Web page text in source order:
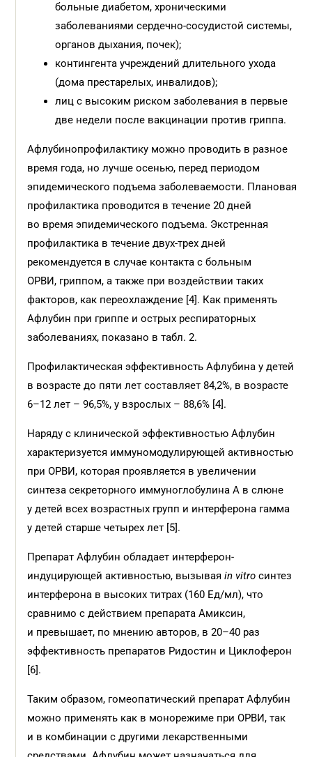
больные диабетом, хроническими
заболеваниями сердечно-сосудистой системы,
органов дыхания, почек);
контингента учреждений длительного ухода
(дома престарелых, инвалидов);
лиц с высоким риском заболевания в первые
две недели после вакцинации против гриппа.
Афлубинопрофилактику можно проводить в разное
время года, но лучше осенью, перед периодом
эпидемического подъема заболеваемости. Плановая
профилактика проводится в течение 20 дней
во время эпидемического подъема. Экстренная
профилактика в течение двух-трех дней
рекомендуется в случае контакта с больным
ОРВИ, гриппом, а также при воздействии таких
факторов, как переохлаждение [4]. Как применять
Афлубин при гриппе и острых респираторных
заболеваниях, показано в табл. 2.
Профилактическая эффективность Афлубина у детей
в возрасте до пяти лет составляет 84,2%, в возрасте
6–12 лет – 96,5%, у взрослых – 88,6% [4].
Наряду с клинической эффективностью Афлубин
характеризуется иммуномодулирующей активностью
при ОРВИ, которая проявляется в увеличении
синтеза секреторного иммуноглобулина А в слюне
у детей всех возрастных групп и интерферона гамма
у детей старше четырех лет [5].
Препарат Афлубин обладает интерферон-
индуцирующей активностью, вызываяin vitro синтез
интерферона в высоких титрах (160 Ед/мл), что
сравнимо с действием препарата Амиксин,
и превышает, по мнению авторов, в 20–40 раз
эффективность препаратов Ридостин и Циклоферон
[6].
Таким образом, гомеопатический препарат Афлубин
можно применять как в монорежиме при ОРВИ, так
и в комбинации с другими лекарственными